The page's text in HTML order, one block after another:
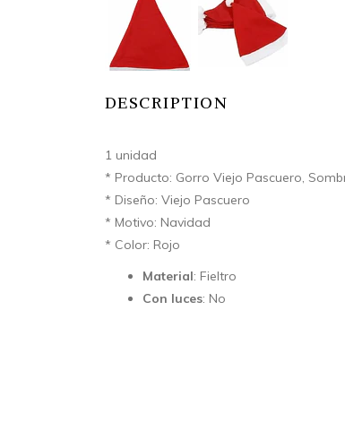
DESCRIPTION
1 unidad
* Producto: Gorro Viejo Pascuero,
* Diseño: Viejo Pascuero
* Motivo: Navidad
* Color: Rojo
Material: Fieltro
Con luces: No